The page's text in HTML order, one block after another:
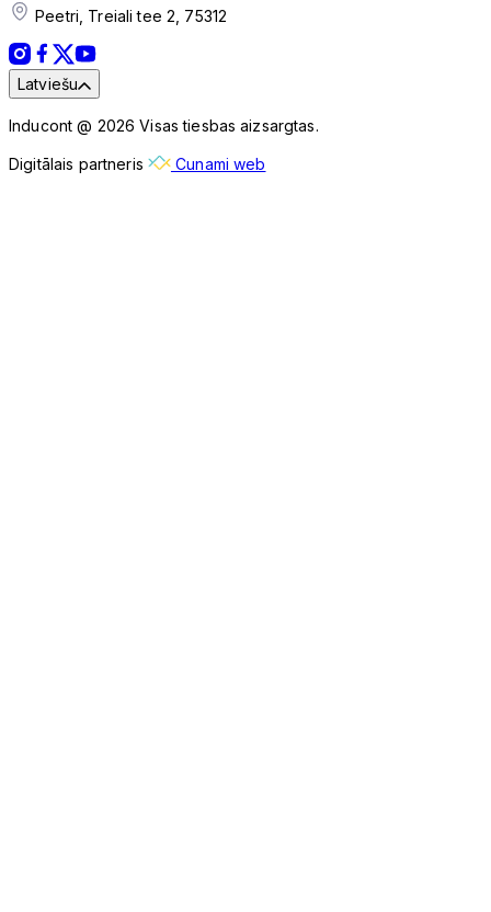
Peetri, Treiali tee 2, 75312
Latviešu
Inducont @ 2026 Visas tiesbas aizsargtas.
Digitālais partneris Cunami web